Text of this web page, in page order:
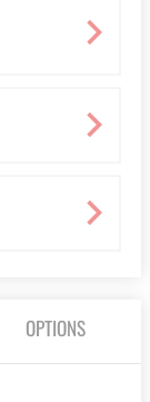
OPTIONS